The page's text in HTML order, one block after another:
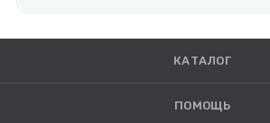
КАТАЛОГ
ПОМОЩЬ